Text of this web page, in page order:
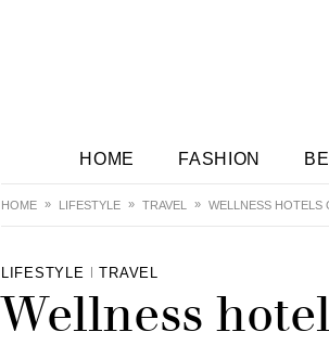
HOME FASHION
HOME LIFESTYLE TRAVEL WELLNESS HOTELS
LIFESTYLE TRAVEL
Wellness